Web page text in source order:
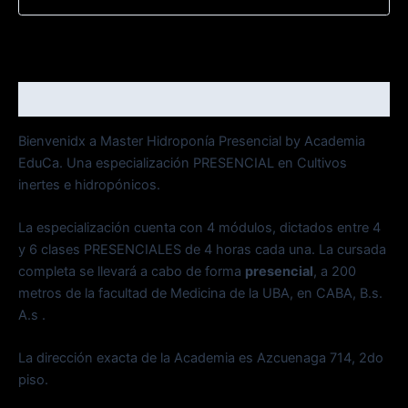
Bienvenidx a Master Hidroponía Presencial by Academia
EduCa. Una especialización PRESENCIAL en Cultivos
inertes e hidropónicos.
La especialización cuenta con 4 módulos, dictados entre 4
y 6 clases PRESENCIALES de 4 horas cada una. La cursada
completa se llevará a cabo de forma presencial, a 200
metros de la facultad de Medicina de la UBA, en CABA, B.s.
A.s .
La dirección exacta de la Academia es Azcuenaga 714, 2do
piso.